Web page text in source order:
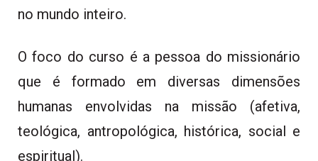
no mundo inteiro.
O foco do curso é a pessoa do missionário
que é formado em diversas dimensões
humanas envolvidas na missão (afetiva,
teológica, antropológica, histórica, social e
espiritual).